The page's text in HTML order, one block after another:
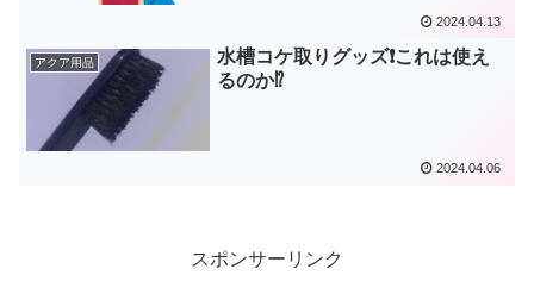
2024.04.13
アクア用品
水槽コケ取りグッズ❗これは使え
るのか⁉️
2024.04.06
スポンサーリンク